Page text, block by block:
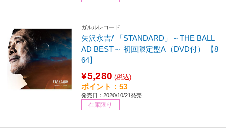
ガルルレコード
矢沢永吉/ 「STANDARD」～THE BALL
AD BEST～ 初回限定盤A（DVD付） 【8
64】
¥5,280 (税込)
ポイント：53
発売日：2020/10/21発売
在庫限り